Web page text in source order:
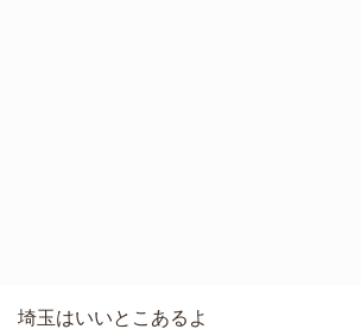
埼玉はいいとこあるよ